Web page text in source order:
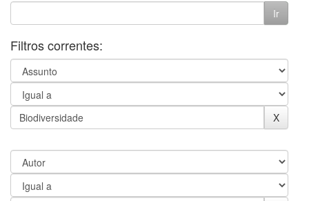
Filtros correntes: